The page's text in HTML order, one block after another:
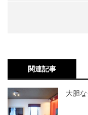
関連記事
大胆